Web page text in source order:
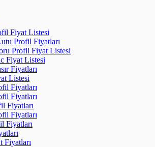
Fiyat Listesi
Profil Fiyatları
Profil Fiyat Listesi
Fiyat Listesi
Fiyatları
Listesi
Fiyatları
Fiyatları
Fiyatları
Fiyatları
Fiyatları
Fiyatları